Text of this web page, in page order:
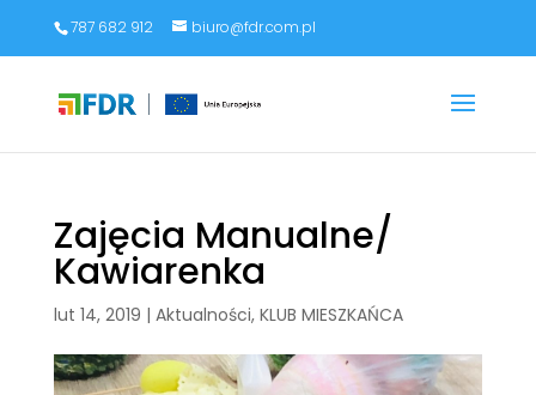
787 682 912 biuro@fdr.com.pl
Zajęcia Manualne/
Kawiarenka
lut 14, 2019 | Aktualności, KLUB MIESZKAŃCA